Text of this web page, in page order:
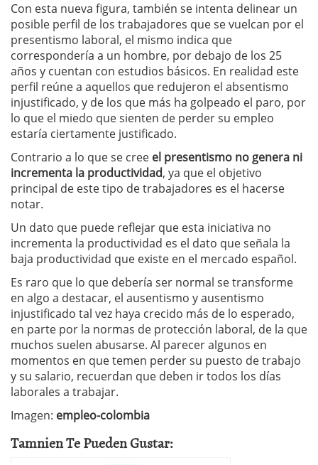
Con esta nueva figura, también se intenta delinear un
posible perfil de los trabajadores que se vuelcan por el
presentismo laboral, el mismo indica que
correspondería a un hombre, por debajo de los 25
años y cuentan con estudios básicos. En realidad este
perfil reúne a aquellos que redujeron el absentismo
injustificado, y de los que más ha golpeado el paro, por
lo que el miedo que sienten de perder su empleo
estaría ciertamente justificado.
Contrario a lo que se cree el presentismo no genera ni
incrementa la productividad, ya que el objetivo
principal de este tipo de trabajadores es el hacerse
notar.
Un dato que puede reflejar que esta iniciativa no
incrementa la productividad es el dato que señala la
baja productividad que existe en el mercado español.
Es raro que lo que debería ser normal se transforme
en algo a destacar, el ausentismo y ausentismo
injustificado tal vez haya crecido más de lo esperado,
en parte por la normas de protección laboral, de la que
muchos suelen abusarse. Al parecer algunos en
momentos en que temen perder su puesto de trabajo
y su salario, recuerdan que deben ir todos los días
laborales a trabajar.
Imagen: empleo-colombia
Tamnien Te Pueden Gustar: